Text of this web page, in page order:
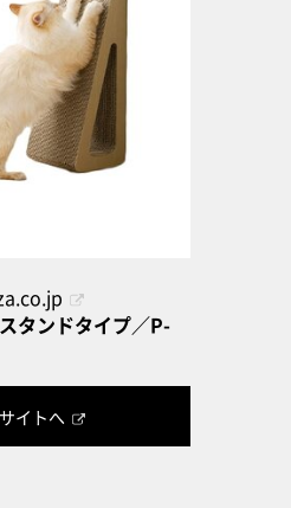
タンドタイプ／P-
イトへ